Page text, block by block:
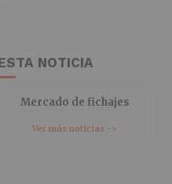
NOTICIA
Mercado de fichajes
Ver más noticias ->